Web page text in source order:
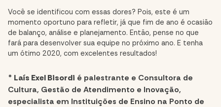
Você se identificou com essas dores? Pois, este é um
momento oportuno para refletir, já que fim de ano é ocasião
de balanço, análise e planejamento. Então, pense no que
fará para desenvolver sua equipe no próximo ano. E tenha
um ótimo 2020, com excelentes resultados!
* Laís Exel Bisordi é palestrante e Consultora de
Cultura, Gestão de Atendimento e Inovação,
especialista em Instituições de Ensino na Ponto de